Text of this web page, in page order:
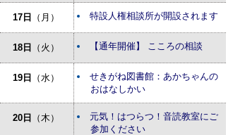
17日 （月） 特設人権相談所が開設されます
18日 （火） 【通年開催】 こころの相談
19日 （水）
せきがね図書館：あかちゃんの
おはなしかい
20日 （木）
元気！はつらつ！音読教室にご
参加ください